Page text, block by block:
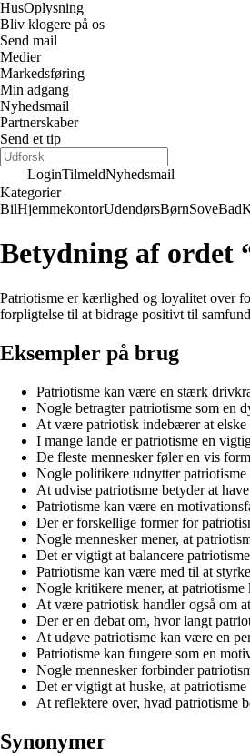
HusOplysning
Bliv klogere på os
Send mail
Medier
Markedsføring
Min adgang
Nyhedsmail
Partnerskaber
Send et tip
LoginTilmeldNyhedsmail
Kategorier
BilHjemmekontorUdendørsBørnSoveBad
Betydning af ordet
Patriotisme er kærlighed og loyalitet over
forpligtelse til at bidrage positivt til
Eksempler på brug
Patriotisme kan være en stærk
Nogle betragter patriotisme som en
At være patriotisk indebærer at
I mange lande er patriotisme en
De fleste mennesker føler en vis
Nogle politikere udnytter patriotisme
At udvise patriotisme betyder at
Patriotisme kan være en
Der er forskellige former for
Nogle mennesker mener, at
Det er vigtigt at balancere
Patriotisme kan være med til at
Nogle kritikere mener, at
At være patriotisk handler også om
Der er en debat om, hvor langt
At udøve patriotisme kan være en
Patriotisme kan fungere som en
Nogle mennesker forbinder
Det er vigtigt at huske, at
At reflektere over, hvad patriotisme
Synonymer